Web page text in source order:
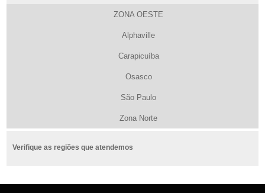
ZONA OESTE
Alphaville
Carapicuíba
Osasco
São Paulo
Zona Norte
Verifique as regiões que atendemos